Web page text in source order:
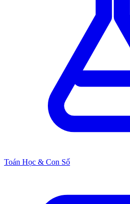
Toán Học & Con Số